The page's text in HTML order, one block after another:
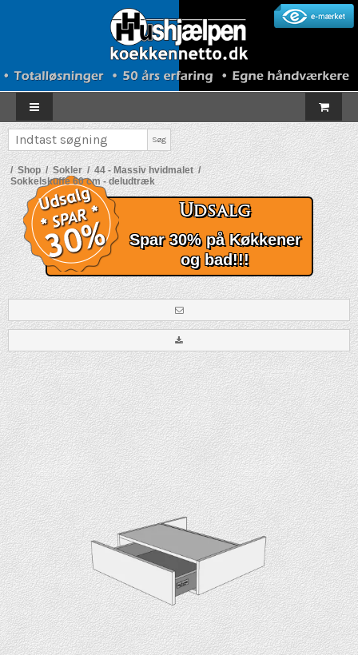
Søg
/ Shop / Sokler / 44 - Massiv hvidmalet /
Sokkelskuffe 60 cm - deludtræk
Udsalg
Spar 30% på Køkkener
og bad!!!